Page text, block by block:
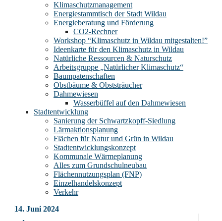
Klimaschutzmanagement
Energiestammtisch der Stadt Wildau
Energieberatung und Förderung
CO2-Rechner
Workshop “Klimaschutz in Wildau mitgestalten!”
Ideenkarte für den Klimaschutz in Wildau
Natürliche Ressourcen & Naturschutz
Arbeitsgruppe „Natürlicher Klimaschutz“
Baumpatenschaften
Obstbäume & Obststräucher
Dahmewiesen
Wasserbüffel auf den Dahmewiesen
Stadtentwicklung
Sanierung der Schwartzkopff-Siedlung
Lärmaktionsplanung
Flächen für Natur und Grün in Wildau
Stadtentwicklungskonzept
Kommunale Wärmeplanung
Alles zum Grundschulneubau
Flächennutzungsplan (FNP)
Einzelhandelskonzept
Verkehr
14. Juni 2024